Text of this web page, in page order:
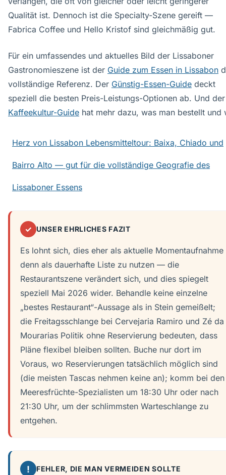
Qualität ist. Dennoch ist die Specialty-Szene gereift —
Fabrica Coffee und Hello Kristof sind gleichmäßig gut.
Für ein umfassendes und aktuelles Bild der Lissaboner
Gastronomieszene ist der Guide zum Essen in Lissabon
vollständige Referenz. Der Günstig-Essen-Guide deckt
speziell die besten Preis-Leistungs-Optionen ab. Und der
Kaffeekultur-Guide hat mehr dazu, was man bestellt und
Herz von Lissabon Lebensmitteltour: Baixa, Chiado und
Bairro Alto — gut für die vollständige Geografie des
Lissaboner Essens
✓ UNSER EHRLICHES FAZIT
Es lohnt sich, dies eher als aktuelle Momentaufnahme
denn als dauerhafte Liste zu nutzen — die
Restaurantszene verändert sich, und dies spiegelt
speziell Mai 2026 wider. Behandle keine einzelne
„bestes Restaurant“-Aussage als in Stein gemeißelt;
die Freitagsschlange bei Cervejaria Ramiro und Zé da
Mourarias Politik ohne Reservierung bedeuten, dass
Pläne flexibel bleiben sollten. Buche nur dort im
Voraus, wo Reservierungen tatsächlich möglich sind
(die meisten Tascas nehmen keine an); komm bei den
Meeresfrüchte-Spezialisten um 18:30 Uhr oder nach
21:30 Uhr, um der schlimmsten Warteschlange zu
entgehen.
! FEHLER, DIE MAN VERMEIDEN SOLLTE